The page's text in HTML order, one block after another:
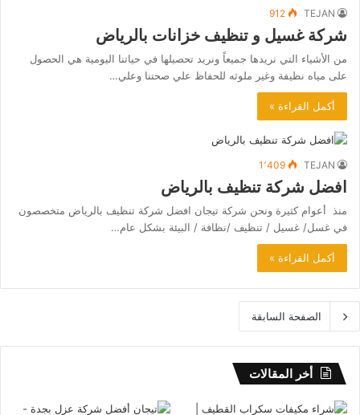
TEJAN
912
شركة غسيل و تنظيف خزانات بالرياض
من الأشياء التي نريدها جميعاً ونريد تحصيلها في حياتنا اليومية هي الحصول
على مياه نظيفة وغير ملوثه للحفاظ علي صحتنا وعلي…
أكمل القراءة »
TEJAN 1٬409
افضل شركة تنظيف بالرياض
منذ أعوام كثيرة ونحن شركة تيجان افضل شركة تنظيف بالرياض متخصصون
في غسل/ غسيل / تنظيف /نظافة / البيئة بشكل عام…
أكمل القراءة »
الصفحة السابقة
أخر المقالات